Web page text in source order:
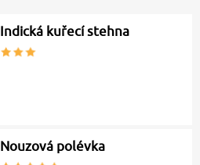
Indická kuřecí stehna
Nouzová polévka